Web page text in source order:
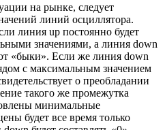
на рынке, следует
линий осциллятора.
линия up постоянно будет
значениями, а линия down
«быки». Если же линия down
с максимальным значением
о преобладании
такого же промежутка
минимальные
будет все время только